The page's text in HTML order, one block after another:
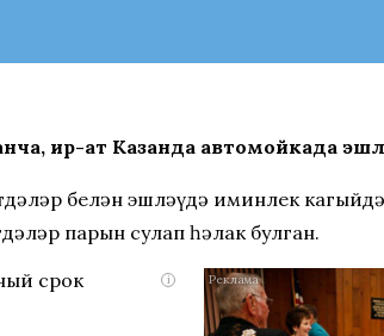
ир-ат Казанда автомойкада
белән эшләүдә иминлек
парын сулап һәлак булган.
i
срок